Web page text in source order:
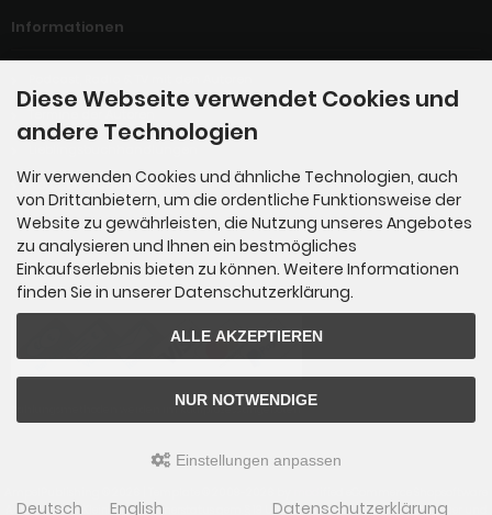
Informationen
Hörbuch-Händler
Zahlungsmethoden
Aufgrund des Kleinunternehmerstatus gem. § 19 UStG erheben wir keine Umsatzsteuer und
Diese Webseite verwendet Cookies und
andere Technologien
Wir verwenden Cookies und ähnliche Technologien, auch
von Drittanbietern, um die ordentliche Funktionsweise der
Website zu gewährleisten, die Nutzung unseres Angebotes
zu analysieren und Ihnen ein bestmögliches
Einkaufserlebnis bieten zu können. Weitere Informationen
finden Sie in unserer Datenschutzerklärung.
ALLE AKZEPTIEREN
NUR NOTWENDIGE
Einstellungen anpassen
Deutsch English Datenschutzerklärung